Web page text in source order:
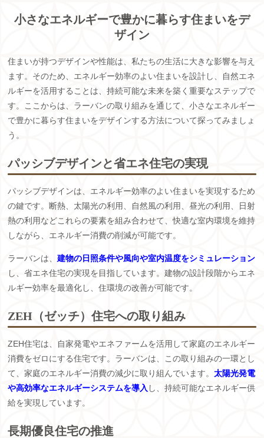
小さなエネルギーで豊かに暮らす住まいをデ
ザイン
住まいが持つデザインや性能は、私たちの生活に大きな影響を与え
ます。そのため、エネルギー効率のよい住まいを設計し、自然エネ
ルギーを活用することは、持続可能な未来を築く重要なステップで
す。ここからは、ラーバンの取り組みを通じて、小さなエネルギー
で豊かに暮らす住まいをデザインする方法について探ってみましょ
う。
パッシブデザインと省エネ住宅の実現
パッシブデザインは、エネルギー効率のよい住まいを実現するため
の鍵です。断熱、太陽光の利用、自然風の利用、昼光の利用、日射
熱の利用などこれらの要素を組み合わせて、快適な室内環境を維持
しながら、エネルギー消費の削減が可能です。
ラーバンは、建物の日照条件や風向や室内温度をシミュレーション
し、省エネ住宅の実現を目指しています。建物の設計段階からエネ
ルギー効率を最適化し、住環境の改善が可能です。
ZEH（ゼッチ）住宅への取り組み
ZEH住宅は、自家発電やエネファームを活用して家庭のエネルギー
消費をゼロにする住宅です。ラーバンは、この取り組みの一環とし
て、家庭のエネルギー消費の減少に取り組んでいます。太陽光発電
や高効率なエネルギーシステムを導入 し、持続可能なエネルギー供
給を実現しています。
長期優良住宅の推進